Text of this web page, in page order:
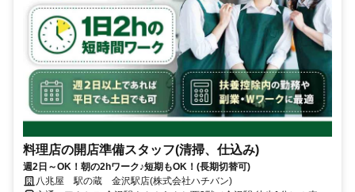
料理店の開店準備スタッフ(清掃、仕込み)
週2日～OK！朝の2hワーク♪短期もOK！(長期切替可)
八兆屋 駅の蔵 金沢駅店(株式会社ハチバン)